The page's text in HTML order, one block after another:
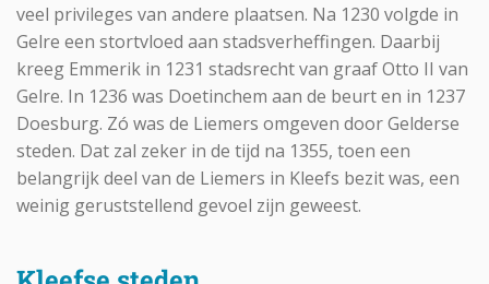
veel privileges van andere plaatsen. Na 1230 volgde in
Gelre een stortvloed aan stadsverheffingen. Daarbij
kreeg Emmerik in 1231 stadsrecht van graaf Otto II van
Gelre. In 1236 was Doetinchem aan de beurt en in 1237
Doesburg. Zó was de Liemers omgeven door Gelderse
steden. Dat zal zeker in de tijd na 1355, toen een
belangrijk deel van de Liemers in Kleefs bezit was, een
weinig geruststellend gevoel zijn geweest.